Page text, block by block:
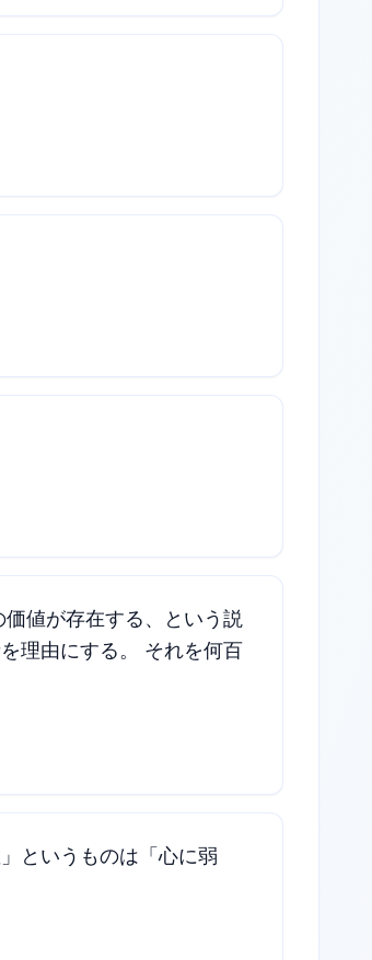
値が存在する、という説
理由にする。 それを何百
というものは「心に弱